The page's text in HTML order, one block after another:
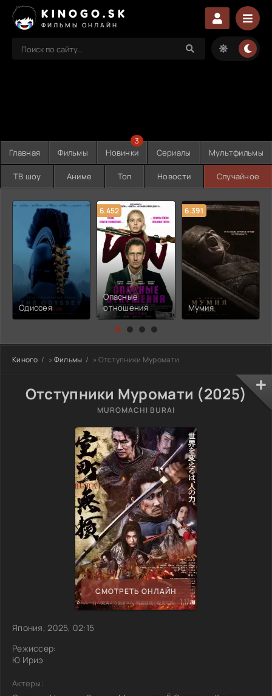
KINOGO.SK
ФИЛЬМЫ ОНЛАЙН
Главная Фильмы Новинки
3
Сериалы Мультфильмы
ТВ шоу Аниме Топ Новости Случайное
Одиссея
6.452
Опасные
отношения
6.391
Мумия
Киного » Фильмы » Отступники Муромати
Отступники Муромати (2025)
MUROMACHI BURAI
СМОТРЕТЬ ОНЛАЙН
Япония, 2025, 02:15
Режиссер:
Ю Ириэ
Актеры: